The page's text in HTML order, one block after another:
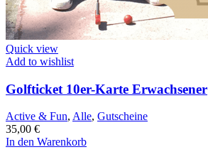
Quick view
Add to wishlist
Golfticket 10er-Karte Erwachsener
Active & Fun, Alle, Gutscheine
35,00 €
In den Warenkorb